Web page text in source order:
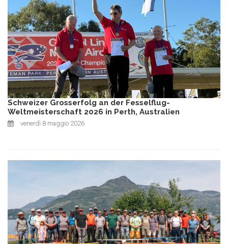
Schweizer Grosserfolg an der Fesselflug-
Weltmeisterschaft 2026 in Perth, Australien
venerdì 8 maggio 2026